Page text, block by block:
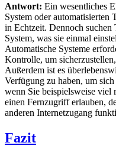
Antwort: Ein wesentliches
System oder
in Echtzeit. Dennoch
System, was sie einmal
Automatische Systeme
Kontrolle, um
Außerdem ist es
Verfügung zu haben, um
wenn Sie beispielsweise viel
einen Fernzugriff erlauben,
anderen Internetzugang
Fazit